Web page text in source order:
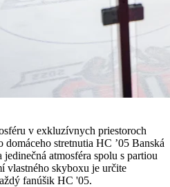
v exkluzívnych priestoroch
stretnutia HC ’05 Banská
atmosféra spolu s partiou
vlastného skyboxu je určite
fanúšik HC '05.